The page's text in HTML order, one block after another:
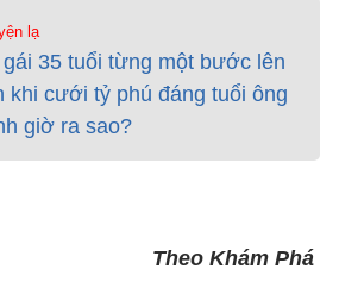
lạ
gái 35 tuổi từng một bước lên
khi cưới tỷ phú đáng tuổi ông
giờ ra sao?
Theo Khám Phá